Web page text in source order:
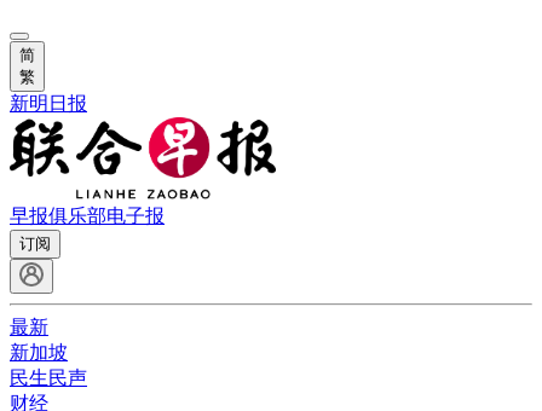
简
繁
新明日报
早报俱乐部电子报
订阅
最新
新加坡
民生民声
财经